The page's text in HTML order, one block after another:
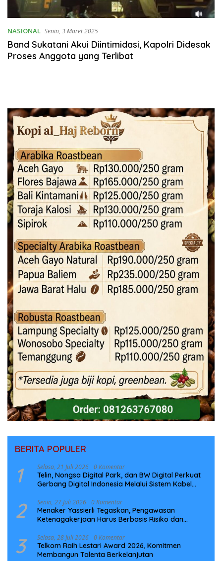
NASIONAL Senin, 3 Maret 2025
Band Sukatani Akui Diintimidasi, Kapolri Didesak
Proses Anggota yang Terlibat
BERITA POPULER
1 Selasa, 21 Juli 2026 0 Komentar
Telin, Nongsa Digital Park, dan BW Digital Perkuat
Gerbang Digital Indonesia Melalui Sistem Kabel
2 Senin, 27 Juli 2026 0 Komentar
Menaker Yassierli Tegaskan, Pengawasan
Ketenagakerjaan Harus Berbasis Risiko dan
3 Selasa, 28 Juli 2026 0 Komentar
Telkom Raih Lestari Award 2026, Komitmen
Membangun Talenta Berkelanjutan